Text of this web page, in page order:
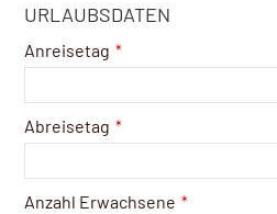
URLAUBSDATEN
Anreisetag *
Abreisetag *
Anzahl Erwachsene *